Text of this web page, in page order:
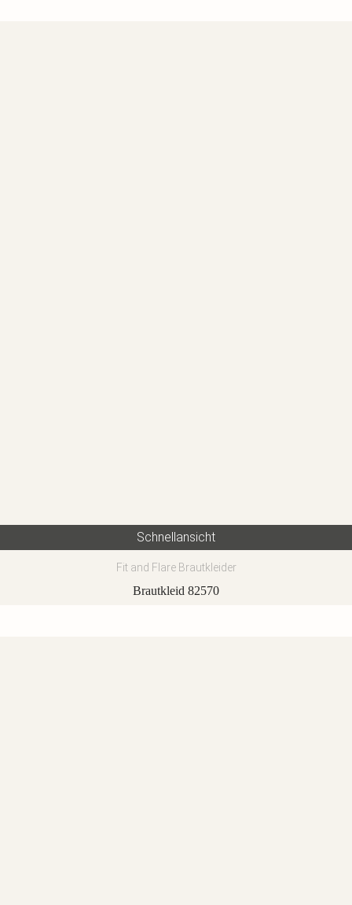
Schnellansicht
Fit and Flare Brautkleider
Brautkleid 82570